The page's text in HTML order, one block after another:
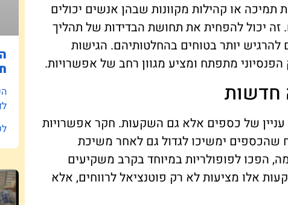
תמיכה או קהילות מקוונות שבהן אנשים יכולים
יכול להפחית את תחושת הבדידות של תהליך
יותר בטוחים בהחלטותיהם. הגישות
מתפתח ומציע מגוון רחב של אפשרויות.
חדשות
של כספים אלא גם השקעות. חקר אפשרויות
שהכספים ימשיכו לגדול גם לאחר משיכת
הפכו לפופולריות במיוחד בקרב משקיעים
אלו מציעות לא רק פוטנציאל לרווחים, אלא